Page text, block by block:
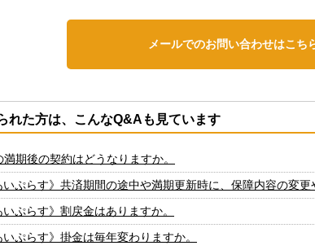
メールでのお問い合わせはこち
れた方は、こんなQ&Aも見ています
満期後の契約はどうなりますか。
ぷらす》共済期間の途中や満期更新時に、保障内容の変更
ぷらす》割戻金はありますか。
ぷらす》掛金は毎年変わりますか。